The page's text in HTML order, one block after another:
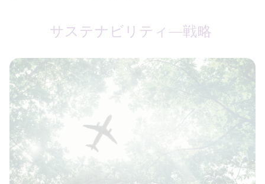
サステナビリティ―戦略